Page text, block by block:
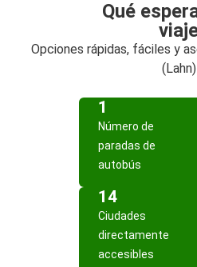
Qué
Opciones rápidas, fáciles y
(Lahn)
1
Número de
paradas de
autobús
14
Ciudades
directamente
accesibles